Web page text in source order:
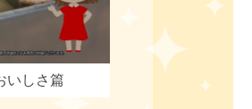
いしさ篇